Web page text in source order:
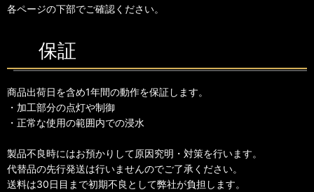
各ページの下部でご確認ください。
保証
商品出荷日を含め1年間の動作を保証します。
・加工部分の点灯や制御
・正常な使用の範囲内での浸水
製品不良時にはお預かりして原因究明・対策を行います。
代替品の先行発送は行いませんのでご了承ください。
送料は30日目まで初期不良として弊社が負担します。